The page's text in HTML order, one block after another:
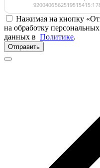
Нажимая на кнопку
на обработку
данных в Политике.
Отправить